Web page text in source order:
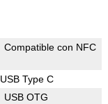
Compatible con NFC
USB Type C
USB OTG